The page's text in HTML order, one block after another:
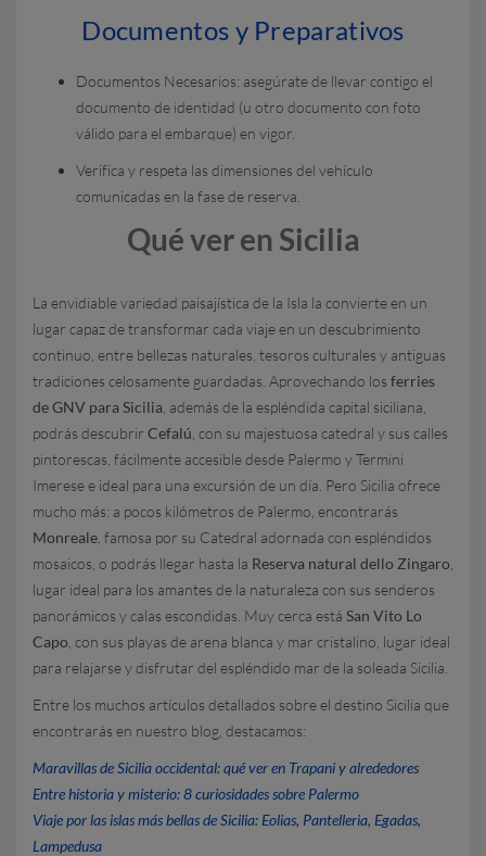
Documentos y Preparativos
Documentos Necesarios: asegúrate de llevar contigo el
documento de identidad (u otro documento con foto
válido para el embarque) en vigor.
Verifica y respeta las dimensiones del vehículo
comunicadas en la fase de reserva.
Qué ver en Sicilia
La envidiable variedad paisajística de la Isla la convierte en un
lugar capaz de transformar cada viaje en un descubrimiento
continuo, entre bellezas naturales, tesoros culturales y antiguas
tradiciones celosamente guardadas. Aprovechando los ferries
de GNV para Sicilia , además de la espléndida capital siciliana,
podrás descubrir Cefalú , con su majestuosa catedral y sus calles
pintorescas, fácilmente accesible desde Palermo y Termini
Imerese e ideal para una excursión de un día. Pero Sicilia ofrece
mucho más: a pocos kilómetros de Palermo, encontrarás
Monreale , famosa por su Catedral adornada con espléndidos
mosaicos, o podrás llegar hasta la Reserva natural dello Zingaro
lugar ideal para los amantes de la naturaleza con sus senderos
panorámicos y calas escondidas. Muy cerca está San Vito Lo
Capo , con sus playas de arena blanca y mar cristalino, lugar ideal
para relajarse y disfrutar del espléndido mar de la soleada Sicilia.
Entre los muchos artículos detallados sobre el destino Sicilia que
encontrarás en nuestro blog, destacamos:
Maravillas de Sicilia occidental: qué ver en Trapani y alrededores
Entre historia y misterio: 8 curiosidades sobre Palermo
Viaje por las islas más bellas de Sicilia: Eolias, Pantelleria, Egadas,
Lampedusa